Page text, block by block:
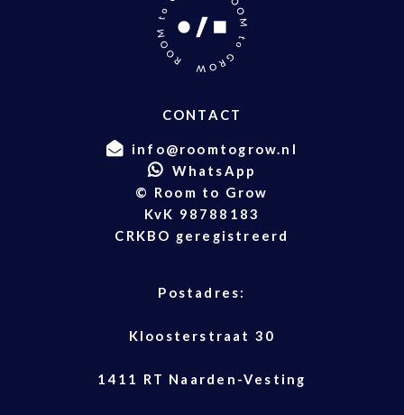
CONTACT
info@roomtogrow.nl
WhatsApp
© Room to Grow
KvK 98788183
CRKBO geregistreerd
Postadres:
Kloosterstraat 30
1411 RT Naarden-Vesting